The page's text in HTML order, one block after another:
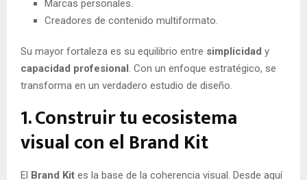
Marcas personales.
Creadores de contenido multiformato.
Su mayor fortaleza es su equilibrio entre simplicidad y
capacidad profesional. Con un enfoque estratégico, se
transforma en un verdadero estudio de diseño.
1. Construir tu ecosistema
visual con el Brand Kit
El Brand Kit es la base de la coherencia visual. Desde aquí